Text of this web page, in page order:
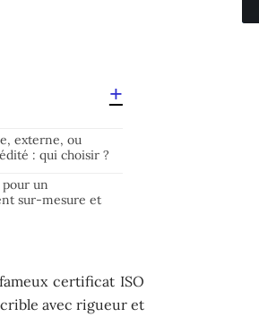
externe, ou
: qui choisir ?
pour un
sur-mesure et
certificat ISO
crible avec rigueur et